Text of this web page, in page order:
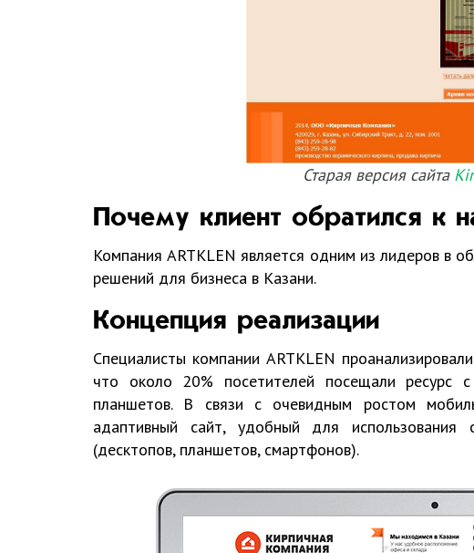
Старая версия сайта
Почему клиент обратился к
Компания ARTKLEN является одним из лидеров в
решений для бизнеса в Казани.
Концепция реализации
Специалисты компании ARTKLEN
что около 20% посетителей посещали ресурс
планшетов. В связи с очевидным ростом
адаптивный сайт, удобный для
(десктопов, планшетов, смартфонов).